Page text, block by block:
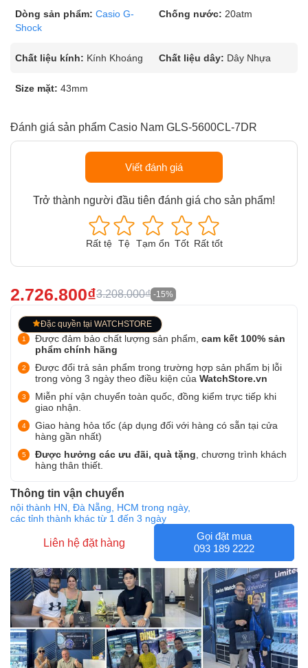
Dòng sản phẩm: Casio G-
Shock
Chống nước: 20atm
Chất liệu kính: Kính Khoáng Chất liệu dây: Dây Nhựa
Size mặt: 43mm
Đánh giá sản phẩm Casio Nam GLS-5600CL-7DR
Viết đánh giá
Trở thành người đầu tiên đánh giá cho sản phẩm!
Rất tệ Tệ Tạm ổn Tốt Rất tốt
2.726.800₫3.208.000₫ -15%
Đặc quyền tại WATCHSTORE
Được đảm bảo chất lượng sản phẩm, cam kết 100% sản
phẩm chính hãng
Được đổi trả sản phẩm trong trường hợp sản phẩm bị lỗi
trong vòng 3 ngày theo điều kiện của WatchStore.vn
Miễn phí vận chuyển toàn quốc, đồng kiểm trực tiếp khi
giao nhận.
Giao hàng hỏa tốc (áp dụng đối với hàng có sẵn tại cửa
hàng gần nhất)
Được hưởng các ưu đãi, quà tặng , chương trình khách
hàng thân thiết.
Thông tin vận chuyển
nội thành HN, Đà Nẵng, HCM trong ngày,
các tỉnh thành khác từ 1 đến 3 ngày
Liên hệ đặt hàng
Gọi đặt mua
093 189 2222